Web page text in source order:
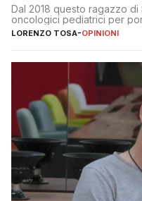
Dal 2018 questo ragazzo
oncologici pediatrici per
LORENZO TOSA-OPINIONI